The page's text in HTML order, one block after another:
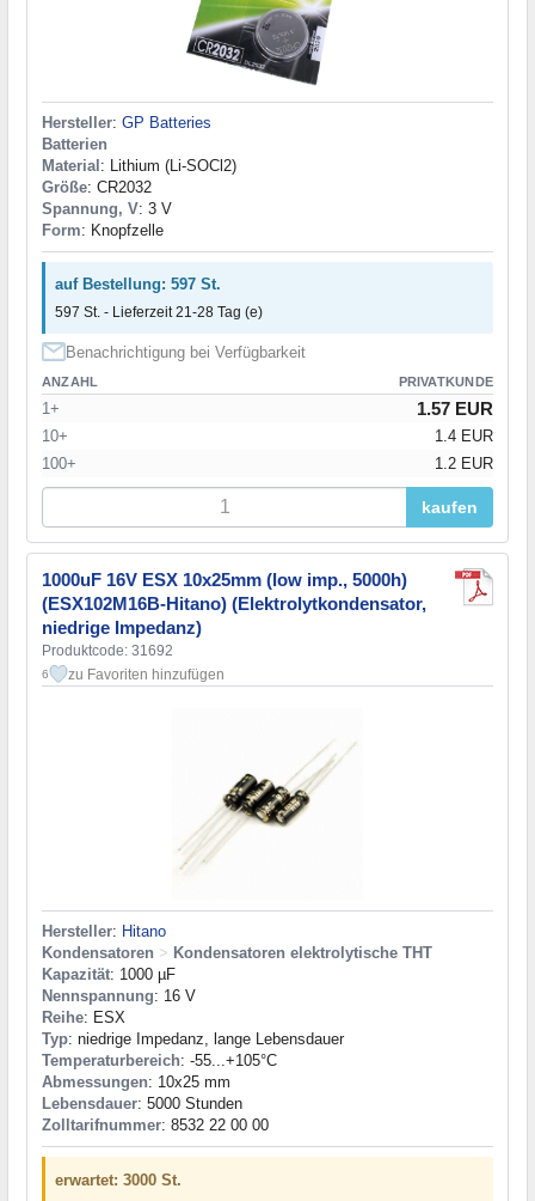
Hersteller: GP Batteries
Batterien
Material : Lithium (Li-SOCl2)
Größe: CR2032
Spannung, V: 3 V
Form: Knopfzelle
auf Bestellung: 597 St.
597 St. - Lieferzeit 21-28 Tag (e)
Benachrichtigung bei Verfügbarkeit
ANZAHL PRIVATKUNDE
1+ 1.57 EUR
10+
1.4 EUR
100+
1.2 EUR
kaufen
1000uF 16V ESX 10x25mm (low imp., 5000h)
(ESX102M16B-Hitano) (Elektrolytkondensator,
niedrige Impedanz)
Produktcode: 31692
6 zu Favoriten hinzufügen
Hersteller: Hitano
Kondensatoren > Kondensatoren elektrolytische THT
Kapazität: 1000 µF
Nennspannung: 16 V
Reihe: ESX
Typ: niedrige Impedanz, lange Lebensdauer
Temperaturbereich: -55...+105°C
Abmessungen: 10x25 mm
Lebensdauer: 5000 Stunden
Zolltarifnummer: 8532 22 00 00
erwartet: 3000 St.